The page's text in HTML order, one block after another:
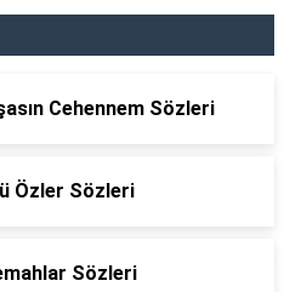
Cehennem Sözleri
Özler Sözleri
Sözleri